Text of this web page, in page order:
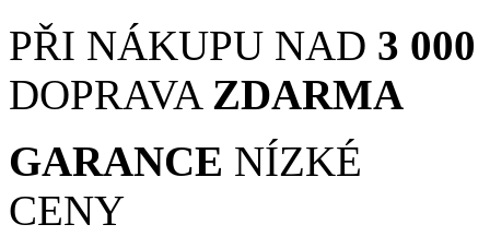
PŘI NÁKUPU NAD 3 000
DOPRAVA ZDARMA
GARANCE NÍZKÉ
CENY